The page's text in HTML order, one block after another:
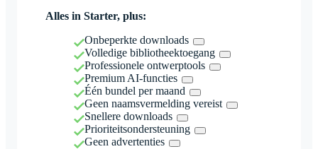
Alles in Starter, plus:
Onbeperkte downloads
Volledige bibliotheektoegang
Professionele ontwerptools
Premium AI-functies
Één bundel per maand
Geen naamsvermelding vereist
Snellere downloads
Prioriteitsondersteuning
Geen advertenties